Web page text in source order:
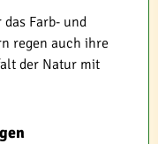
Farb- und
regen auch ihre
der Natur mit